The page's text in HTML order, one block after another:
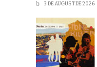
3 DE AUGUST DE 2026